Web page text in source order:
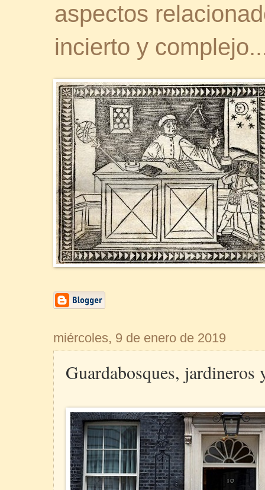
aspectos
incierto y
miércoles, 9 de enero de 2019
Guardabosques, jardineros